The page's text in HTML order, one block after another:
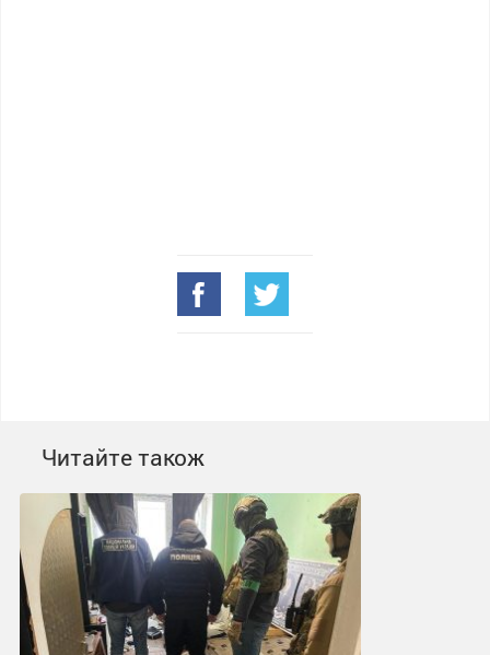
Читайте також